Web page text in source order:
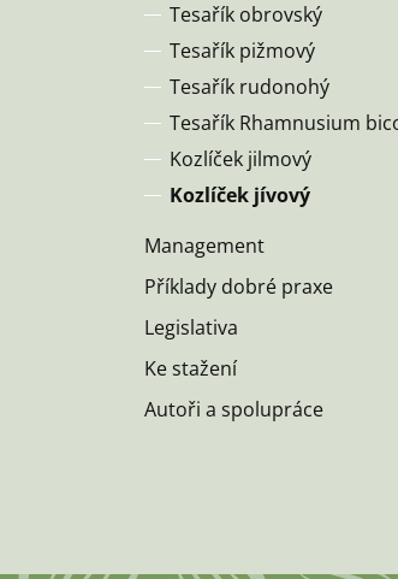
Tesařík obrovský
Tesařík pižmový
Tesařík rudonohý
Tesařík Rhamnusium
Kozlíček jilmový
Kozlíček jívový
Management
Příklady dobré praxe
Legislativa
Ke stažení
Autoři a spolupráce